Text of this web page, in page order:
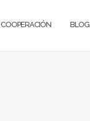
COOPERACIÓN BLOG